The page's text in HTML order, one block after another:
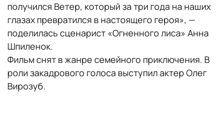
получился Ветер, который за три года на наших
глазах превратился в настоящего героя», —
поделилась сценарист «Огненного лиса» Анна
Шпиленок.
Фильм снят в жанре семейного приключения. В
роли закадрового голоса выступил актер Олег
Вирозуб.